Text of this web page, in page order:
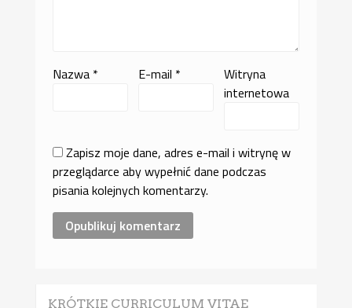
Nazwa * E-mail *
Witryna
internetowa
Zapisz moje dane, adres e-mail i witrynę w
przeglądarce aby wypełnić dane podczas
pisania kolejnych komentarzy.
KRÓTKIE CURRICULUM VITAE